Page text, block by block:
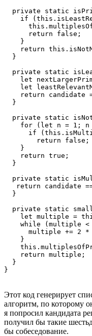
private static
if
      return false;
    }
return
  }
private static
let
let
return candidate
  }
private static
for (let n = 1;
if
        return false;
    }
    return true;
  }
private static
return candidate
  }
private static
let multiple =
while (multiple <
multiple += 2 *
    }
    return multiple;
  }
Этот код генерирует
алгоритм, по которому
я попросил кандидата
получил бы такие
бы собеседование.